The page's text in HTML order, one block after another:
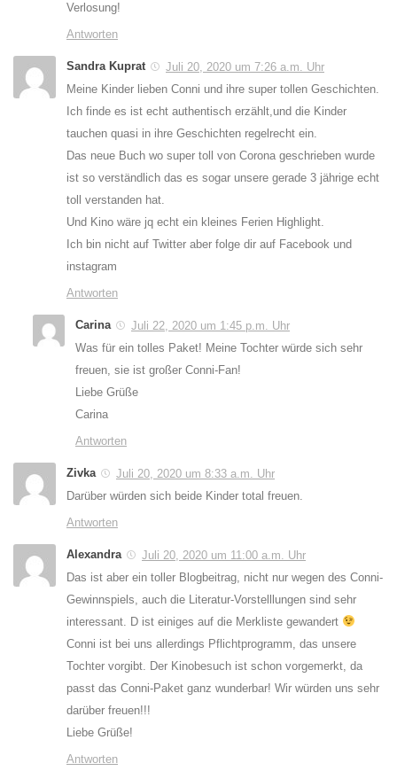
Verlosung!
Antworten
Sandra Kuprat
Juli 20, 2020 um 7:26 a.m. Uhr
Meine Kinder lieben Conni und ihre super tollen Geschichten.
Ich finde es ist echt authentisch erzählt,und die Kinder
tauchen quasi in ihre Geschichten regelrecht ein.
Das neue Buch wo super toll von Corona geschrieben wurde
ist so verständlich das es sogar unsere gerade 3 jährige echt
toll verstanden hat.
Und Kino wäre jq echt ein kleines Ferien Highlight.
Ich bin nicht auf Twitter aber folge dir auf Facebook und
instagram
Antworten
Carina
Juli 22, 2020 um 1:45 p.m. Uhr
Was für ein tolles Paket! Meine Tochter würde sich sehr
freuen, sie ist großer Conni-Fan!
Liebe Grüße
Carina
Antworten
Zivka
Juli 20, 2020 um 8:33 a.m. Uhr
Darüber würden sich beide Kinder total freuen.
Antworten
Alexandra
Juli 20, 2020 um 11:00 a.m. Uhr
Das ist aber ein toller Blogbeitrag, nicht nur wegen des Conni-
Gewinnspiels, auch die Literatur-Vorstelllungen sind sehr
interessant. D ist einiges auf die Merkliste gewandert
Conni ist bei uns allerdings Pflichtprogramm, das unsere
Tochter vorgibt. Der Kinobesuch ist schon vorgemerkt, da
passt das Conni-Paket ganz wunderbar! Wir würden uns sehr
darüber freuen!!!
Liebe Grüße!
Antworten